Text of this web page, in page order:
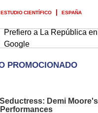
ESTUDIO CIENTÍFICO ESPAÑA
Prefiero a La República en
Google